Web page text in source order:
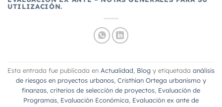
UTILIZACIÓN.
Esta entrada fue publicada en Actualidad Blog y etiquetada análisis
de riesgos en proyectos urbanos Cristhian Ortega urbanismo y
finanzas criterios de selección de proyectos Evaluación de
Programas Evaluación Económica Evaluación ex ante de